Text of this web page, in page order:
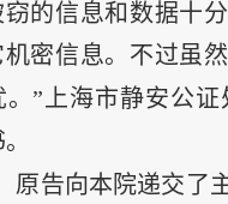
窃的信息和数据十
密信息。不过虽
”上海市静安公证
原告向本院递交了